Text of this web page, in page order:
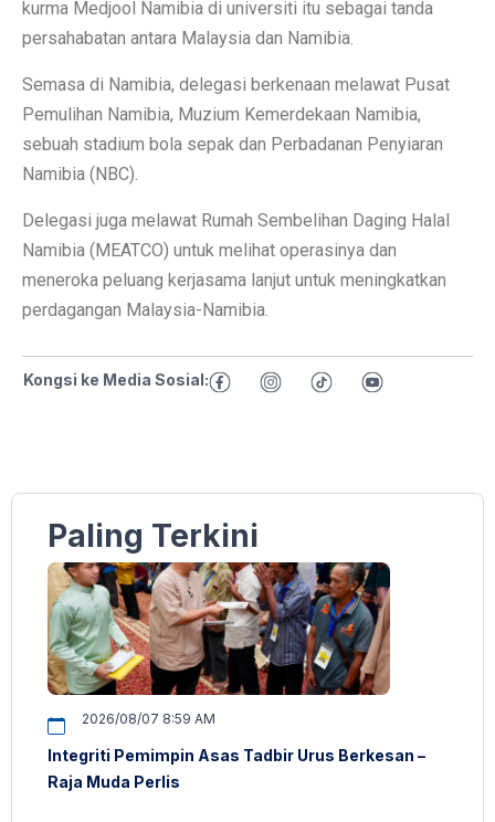
kurma Medjool Namibia di universiti itu sebagai tanda
persahabatan antara Malaysia dan Namibia.
Semasa di Namibia, delegasi berkenaan melawat Pusat
Pemulihan Namibia, Muzium Kemerdekaan Namibia,
sebuah stadium bola sepak dan Perbadanan Penyiaran
Namibia (NBC).
Delegasi juga melawat Rumah Sembelihan Daging Halal
Namibia (MEATCO) untuk melihat operasinya dan
meneroka peluang kerjasama lanjut untuk meningkatkan
perdagangan Malaysia-Namibia.
Kongsi ke Media Sosial:
Paling Terkini
2026/08/07 8:59 AM
Integriti Pemimpin Asas Tadbir Urus Berkesan –
Raja Muda Perlis